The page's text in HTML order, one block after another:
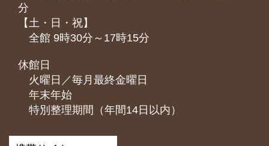
分
【土・日・祝】
全館 9時30分～17時15分
休館日
火曜日／毎月最終金曜日
年末年始
特別整理期間（年間14日以内）